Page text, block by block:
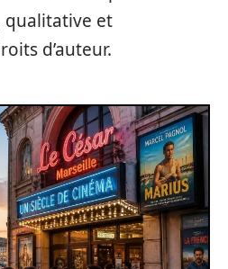
qualitative et
d’auteur.